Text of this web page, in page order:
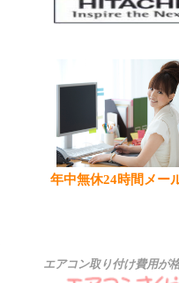
年中無休24時間メー
エアコン取り付け費用が